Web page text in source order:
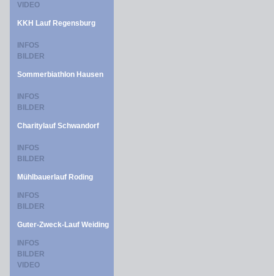
VIDEO
KKH Lauf Regensburg
INFOS
BILDER
Sommerbiathlon Hausen
INFOS
BILDER
Charitylauf Schwandorf
INFOS
BILDER
Mühlbauerlauf Roding
INFOS
BILDER
Guter-Zweck-Lauf Weiding
INFOS
BILDER
VIDEO